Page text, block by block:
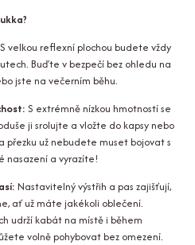
S velkou reflexní plochou budete vždy
Buďte v bezpečí bez ohledu na
jste na večerním běhu.
S extrémně nízkou hmotností se
ji srolujte a vložte do kapsy nebo
přezku už nebudete muset bojovat s
nasazení a vyrazíte!
Nastavitelný výstřih a pas zajišťují,
ať už máte jakékoli oblečení.
udrží kabát na místě i během
volně pohybovat bez omezení.